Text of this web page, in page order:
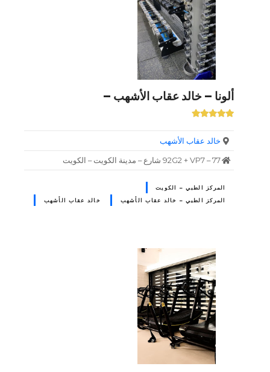
ألونا – خالد عقاب الأشهب –
خالد عقاب الأشهب
92G2 + VP7 – 77 شارع – مدينة الكويت – الكويت
المركز الطبي – الكويت
المركز الطبي – خالد عقاب الأشهب
خالد عقاب الأشهب